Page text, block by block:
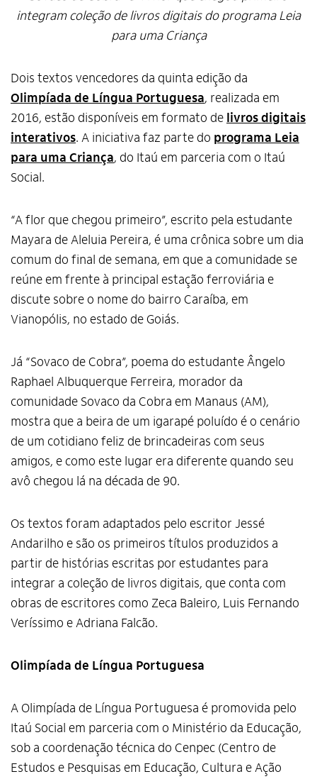
integram coleção de livros digitais do programa Leia
para uma Criança
Dois textos vencedores da quinta edição da
Olimpíada de Língua Portuguesa, realizada em
2016, estão disponíveis em formato de livros digitais
interativos. A iniciativa faz parte do programa Leia
para uma Criança, do Itaú em parceria com o Itaú
Social.
“A flor que chegou primeiro”, escrito pela estudante
Mayara de Aleluia Pereira, é uma crônica sobre um dia
comum do final de semana, em que a comunidade se
reúne em frente à principal estação ferroviária e
discute sobre o nome do bairro Caraíba, em
Vianopólis, no estado de Goiás.
Já “Sovaco de Cobra”, poema do estudante Ângelo
Raphael Albuquerque Ferreira, morador da
comunidade Sovaco da Cobra em Manaus (AM),
mostra que a beira de um igarapé poluído é o cenário
de um cotidiano feliz de brincadeiras com seus
amigos, e como este lugar era diferente quando seu
avô chegou lá na década de 90.
Os textos foram adaptados pelo escritor Jessé
Andarilho e são os primeiros títulos produzidos a
partir de histórias escritas por estudantes para
integrar a coleção de livros digitais, que conta com
obras de escritores como Zeca Baleiro, Luis Fernando
Veríssimo e Adriana Falcão.
Olimpíada de Língua Portuguesa
A Olimpíada de Língua Portuguesa é promovida pelo
Itaú Social em parceria com o Ministério da Educação,
sob a coordenação técnica do Cenpec (Centro de
Estudos e Pesquisas em Educação, Cultura e Ação